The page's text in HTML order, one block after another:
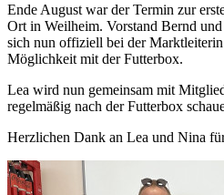
Ende August war der Termin zur
Ort in Weilheim. Vorstand Bernd
sich nun offiziell bei der
Möglichkeit mit der Futterbox.
Lea wird nun gemeinsam mit
regelmäßig nach der Futterbox
Herzlichen Dank an Lea und Nina